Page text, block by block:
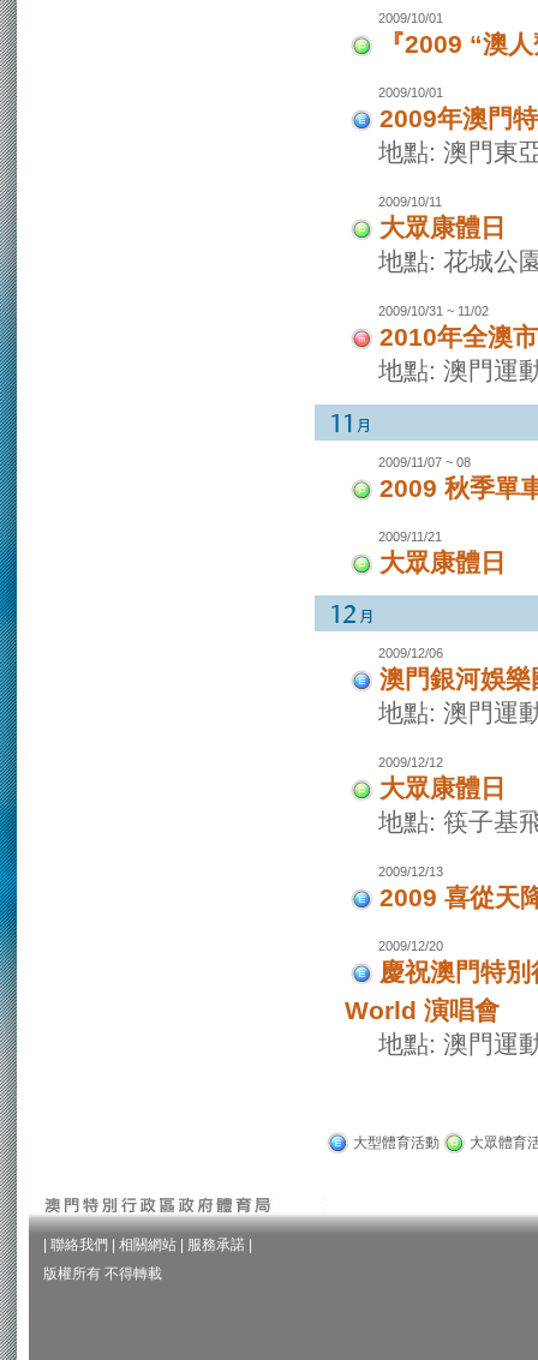
2009/10/01
『2009 “澳
2009/10/01
2009年澳門
地點: 澳門東
2009/10/11
大眾康體日
地點: 花城公
2009/10/31 ~ 11/02
2010年全澳
地點: 澳門運
2009/11/07 ~ 08
2009 秋季單
2009/11/21
大眾康體日
2009/12/06
澳門銀河娛
地點: 澳門運
2009/12/12
大眾康體日
地點: 筷子基
2009/12/13
2009 喜從天
2009/12/20
慶祝澳門特
World 演唱會
地點: 澳門運
大型體育活動 大眾體育
聯絡我們 相關網站 服務承諾
版權所有 不得轉載